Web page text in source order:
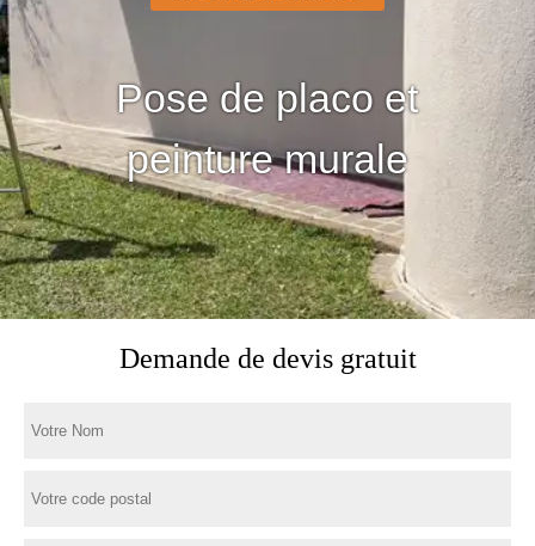
Pose de placo et
peinture murale
Demande de devis gratuit